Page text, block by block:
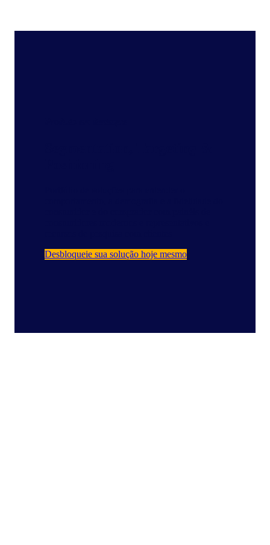
Desbloqueie sua solução hoje mesmo